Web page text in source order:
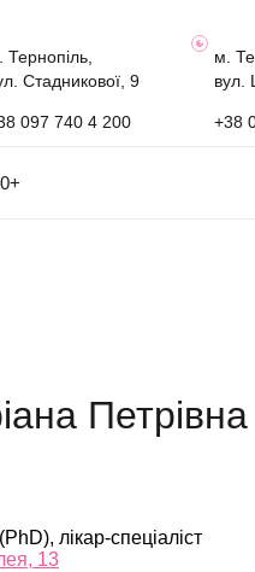
Тернопіль,
Стадникової, 9
097 740 4 200
м.
вул.
+38
Петрівна
лікар-спеціаліст
13